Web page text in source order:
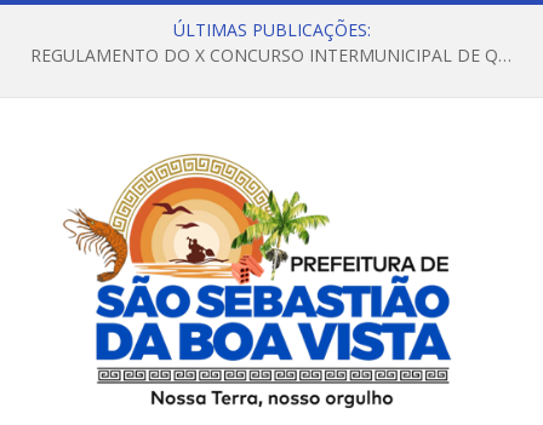
ÚLTIMAS PUBLICAÇÕES:
REGULAMENTO DO X CONCURSO INTERMUNICIPAL DE QUADRILHAS JUNINAS – 2026 – ARRAIÁ DA VENEZA